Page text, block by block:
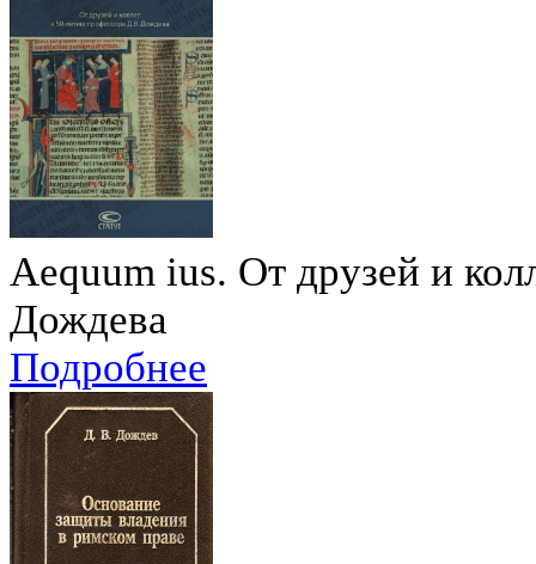
Aequum ius. От друзей и
Дождева
Подробнее